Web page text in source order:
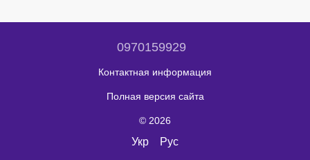
0970159929
Контактная информация
Полная версия сайта
© 2026
Укр Рус